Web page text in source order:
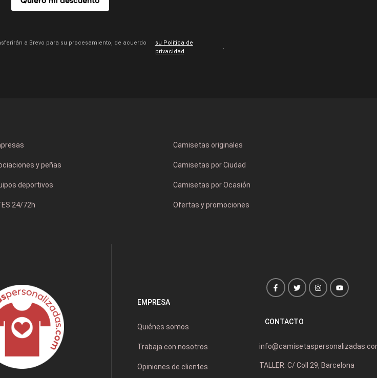
a Brevo para su procesamiento, de acuerdo
su Política de
privacidad
.
y peñas
deportivos
24/72h
Camisetas originales
Camisetas por Ciudad
Camisetas por Ocasión
Ofertas y promociones
EMPRESA
Quiénes somos
Trabaja con nosotros
Opiniones de clientes
CONTACTO
TALLER: C/ Coll 29, Barcelona